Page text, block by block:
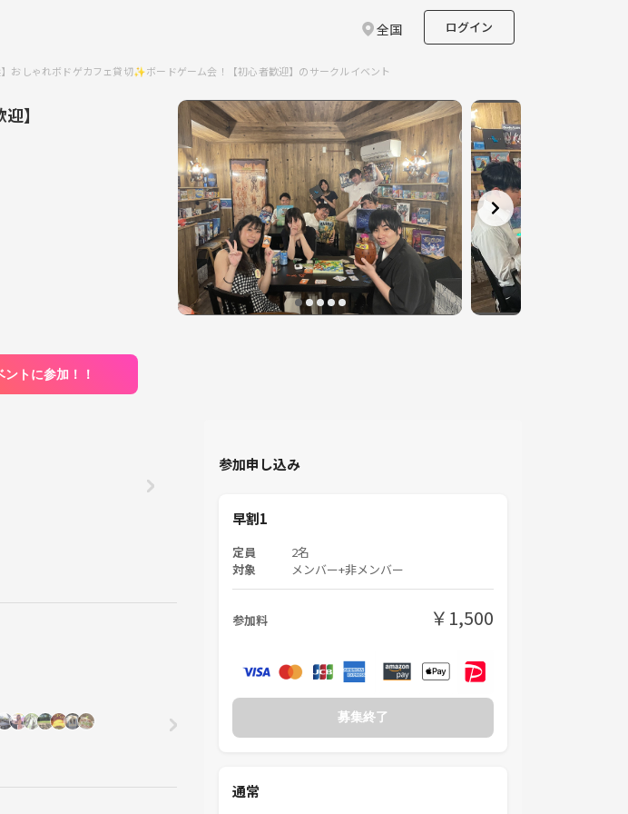
全国 ログイン
】おしゃれボドゲカフェ貸切✨ボードゲーム会！【初心者歓迎】のサークルイベント
】
ントに参加！！
参加申し込み
早割1
定員 2名
対象 メンバー+非メンバー
参加料 ￥1,500
募集終了
通常